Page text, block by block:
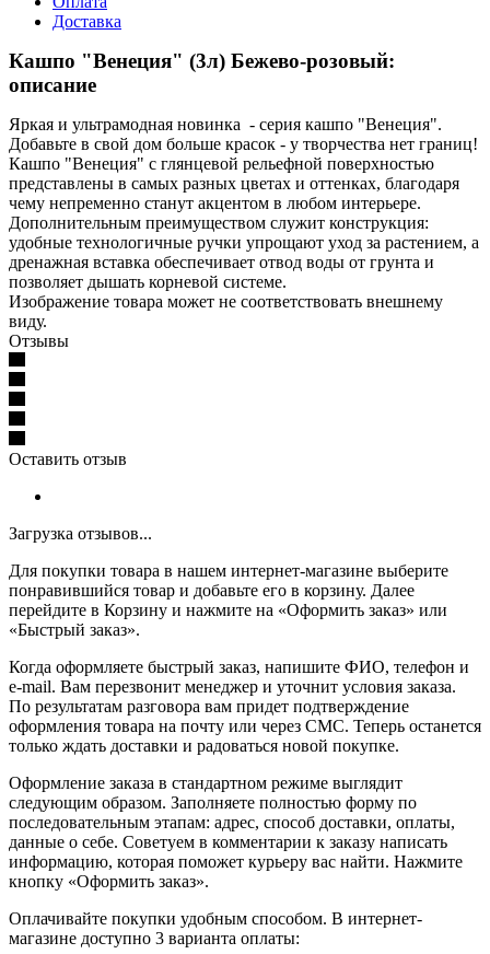
Доставка
Кашпо "Венеция" (3л) Бежево-розовый:
описание
Яркая и ультрамодная новинка - серия кашпо "Венеция".
Добавьте в свой дом больше красок - у творчества нет границ!
Кашпо "Венеция" с глянцевой рельефной поверхностью
представлены в самых разных цветах и оттенках, благодаря
чему непременно станут акцентом в любом интерьере.
Дополнительным преимуществом служит конструкция:
удобные технологичные ручки упрощают уход за растением, а
дренажная вставка обеспечивает отвод воды от грунта и
позволяет дышать корневой системе.
Изображение товара может не соответствовать внешнему
виду.
Отзывы
Оставить отзыв
Загрузка отзывов...
Для покупки товара в нашем интернет-магазине выберите
понравившийся товар и добавьте его в корзину. Далее
перейдите в Корзину и нажмите на «Оформить заказ» или
«Быстрый заказ».
Когда оформляете быстрый заказ, напишите ФИО, телефон и
e-mail. Вам перезвонит менеджер и уточнит условия заказа.
По результатам разговора вам придет подтверждение
оформления товара на почту или через СМС. Теперь останется
только ждать доставки и радоваться новой покупке.
Оформление заказа в стандартном режиме выглядит
следующим образом. Заполняете полностью форму по
последовательным этапам: адрес, способ доставки, оплаты,
данные о себе. Советуем в комментарии к заказу написать
информацию, которая поможет курьеру вас найти. Нажмите
кнопку «Оформить заказ».
Оплачивайте покупки удобным способом. В интернет-
магазине доступно 3 варианта оплаты: